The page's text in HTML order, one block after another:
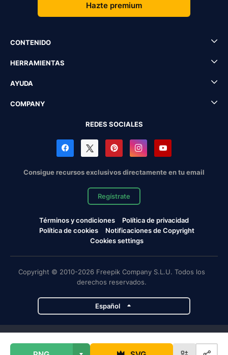
Hazte premium
CONTENIDO
HERRAMIENTAS
AYUDA
COMPANY
REDES SOCIALES
Consigue recursos exclusivos directamente en tu email
Regístrate
Términos y condiciones
Política de privacidad
Política de cookies
Notificaciones de Copyright
Cookies settings
Copyright © 2010-2026 Freepik Company S.L.U. Todos los
derechos reservados.
Español